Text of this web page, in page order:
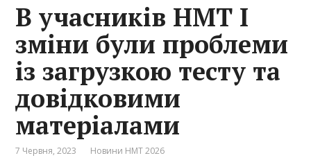
В учасників НМТ І
зміни були проблеми
із загрузкою тесту та
довідковими
матеріалами
7 Червня, 2023 Новини НМТ 2026